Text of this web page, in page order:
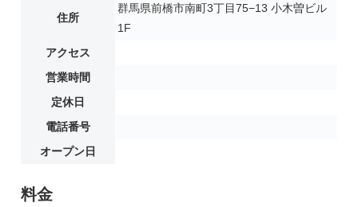
住所
群馬県前橋市南町3丁目75−13 小木曽ビル
1F
アクセス
営業時間
定休日
電話番号
オープン日
料金